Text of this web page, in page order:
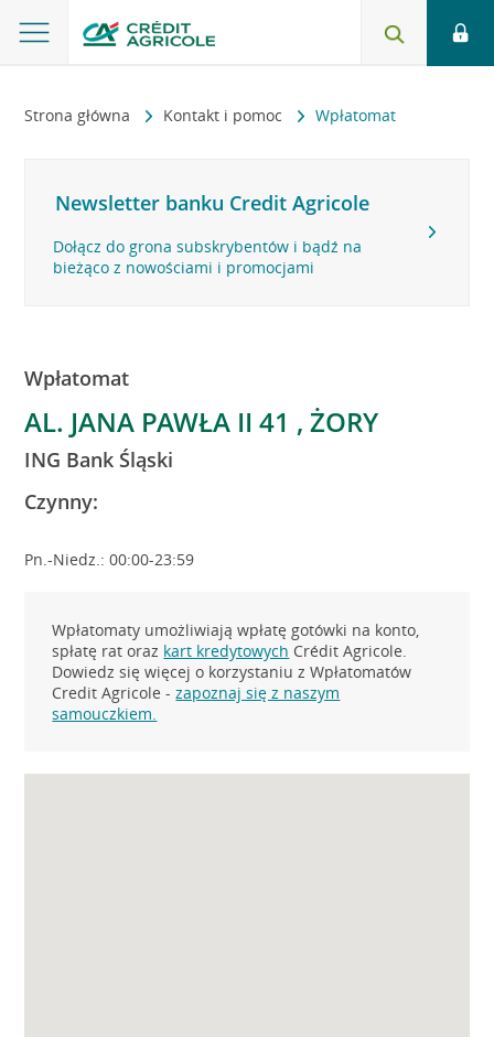
Strona główna Kontakt i pomoc Wpłatomat
Newsletter banku Credit Agricole
Dołącz do grona subskrybentów i bądź na
bieżąco z nowościami i promocjami
Wpłatomat
AL. JANA PAWŁA II 41 , ŻORY
ING Bank Śląski
Czynny:
Pn.-Niedz.: 00:00-23:59
Wpłatomaty umożliwiają wpłatę gotówki na konto,
spłatę rat oraz kart kredytowych Crédit Agricole.
Dowiedz się więcej o korzystaniu z Wpłatomatów
Credit Agricole -zapoznaj się z naszym
samouczkiem.